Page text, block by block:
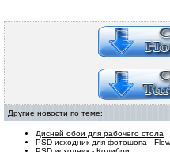
Другие новости по теме:
Дисней обои для рабочего стола
PSD исходник для фотошопа -